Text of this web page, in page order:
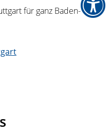
für ganz Baden-